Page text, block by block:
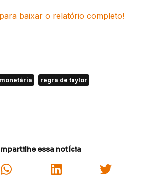
baixar o relatório completo!
regra de taylor
essa notícia